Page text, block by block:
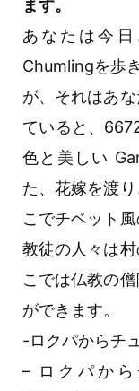
ます。
あなたは今
Chumlingを歩
が、それはあ
ていると、
色と美しい
た、花嫁を渡
こでチベット
教徒の人々は
こでは仏教の
ができます。
-ロクパからチ
– ロクパか